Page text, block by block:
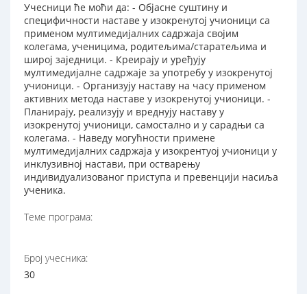
Учесници ће моћи да: - Објасне суштину и
специфичности наставе у изокренутој учионици са
применом мултимедијалних садржаја својим
колегама, ученицима, родитељима/старатељима и
широј заједници. - Креирају и уређују
мултимедијалне садржаје за употребу у изокренутој
учионици. - Организују наставу на часу применом
активних метода наставе у изокренутој учионици. -
Планирају, реализују и вреднују наставу у
изокренутој учионици, самостално и у сарадњи са
колегама. - Наведу могућности примене
мултимедијалних садржаја у изокрентуој учионици у
инклузивној настави, при остварењу
индивидуализованог приступа и превенцији насиља
ученика.
Теме програма:
Број учесника:
30